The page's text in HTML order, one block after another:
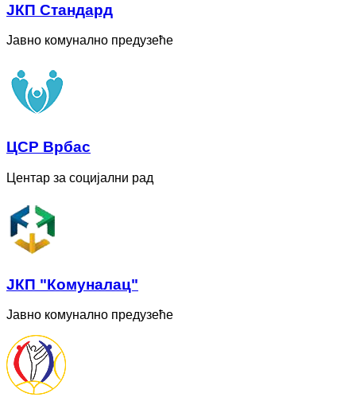
ЈКП Стандард
Јавно комунално предузеће
ЦСР Врбас
Центар за социјални рад
ЈКП "Комуналац"
Јавно комунално предузеће